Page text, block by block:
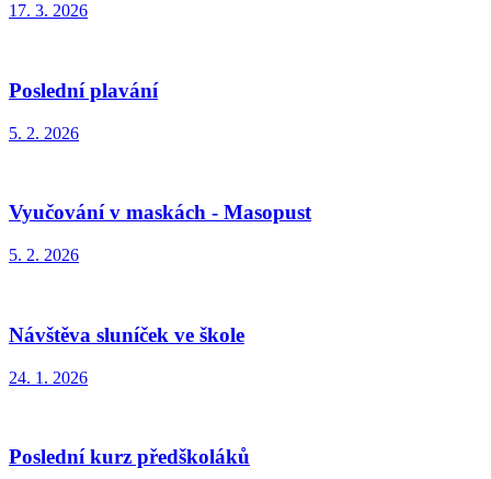
17. 3. 2026
Poslední plavání
5. 2. 2026
Vyučování v maskách - Masopust
5. 2. 2026
Návštěva sluníček ve škole
24. 1. 2026
Poslední kurz předškoláků